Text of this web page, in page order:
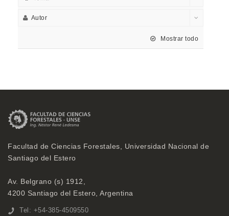
Autor
Mostrar todo
Facultad de Ciencias Forestales, Universidad Nacional de
Santiago del Estero
Av. Belgrano (s) 1912,
4200 Santiago del Estero, Argentina
Tel: +54-385-4509550